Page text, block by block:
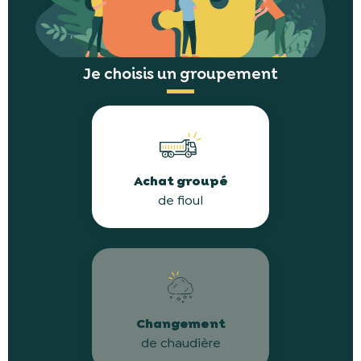
Je choisis un groupement
Achat groupé
de fioul
Changement
de chaudière